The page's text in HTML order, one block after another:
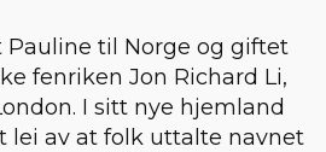
til Norge og giftet
fenriken Jon Richard Li,
I sitt nye hjemland
lei av at folk uttalte navnet